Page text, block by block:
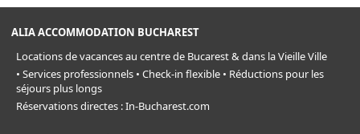
ALIA ACCOMMODATION BUCHAREST
Locations de vacances au centre de Bucarest & dans la Vieille Ville
• Services professionnels • Check-in flexible • Réductions pour les
séjours plus longs
Réservations directes : In-Bucharest.com